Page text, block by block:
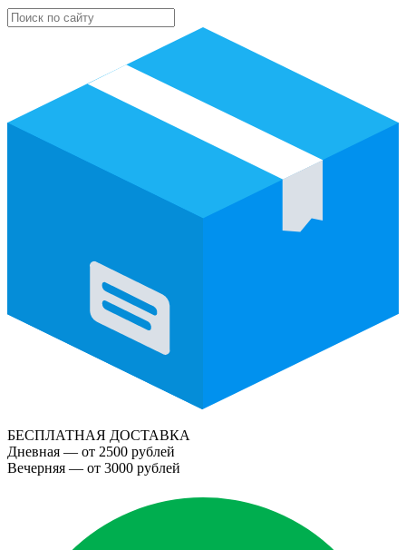
БЕСПЛАТНАЯ ДОСТАВКА
Дневная — от 2500 рублей
Вечерняя — от 3000 рублей